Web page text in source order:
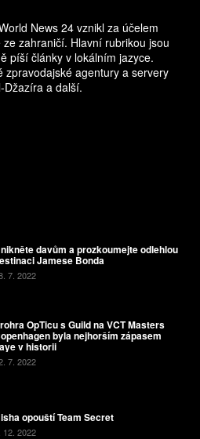
News 24 vznikl za účelem
zahraničí. Hlavní rubrikou jsou
píší články v lokálním jazyce.
zpravodajské agentury a servery
Džazíra a další.
davům a ​​prozkoumejte odlehlou
Jamese Bonda
7. 2022
OpTicu s Guild na VCT Masters
byla nejhorším zápasem
v historii
7. 2022
opouští Team Secret
12. 2022